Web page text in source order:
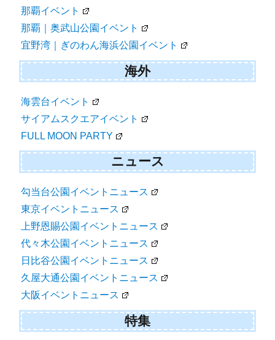
那覇イベント
那覇｜奥武山公園イベント
宜野湾｜ぎのわん海浜公園イベント
海外
海雲台イベント
サイアムスクエアイベント
FULL MOON PARTY
ニュース
勾当台公園イベントニュース
東京イベントニュース
上野恩賜公園イベントニュース
代々木公園イベントニュース
日比谷公園イベントニュース
久屋大通公園イベントニュース
大阪イベントニュース
特集